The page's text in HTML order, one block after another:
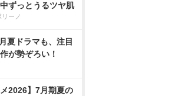
ずっとうるツヤ肌
リーノ
夏ドラマも、注目
が勢ぞろい！
メ2026】7月期夏の